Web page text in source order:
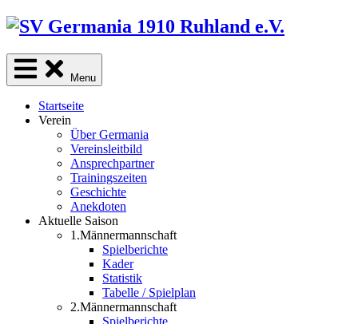
Skip
content
Menu
Startseite
Verein
Über Germania
Vereinsleitbild
Ansprechpartner
Trainingszeiten
Geschichte
Anekdoten
Aktuelle Saison
1.Männermannschaft
Spielberichte
Kader
Statistik
Tabelle / Spielplan
2.Männermannschaft
Spielberichte